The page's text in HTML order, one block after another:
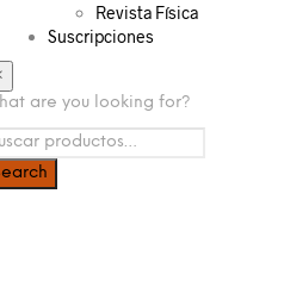
Revista Física
Suscripciones
are you looking for?